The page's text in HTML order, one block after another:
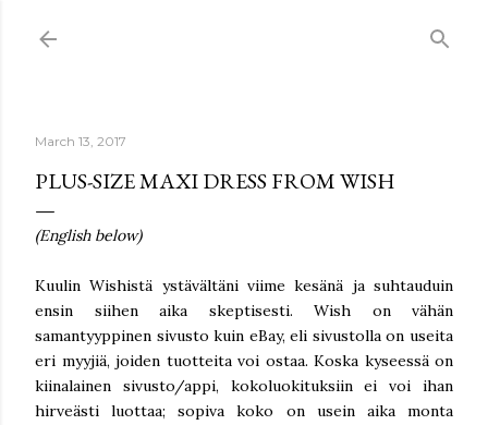
March 13, 2017
PLUS-SIZE MAXI DRESS FROM WISH
(English below)
Kuulin Wishistä ystävältäni viime kesänä ja suhtauduin
ensin siihen aika skeptisesti. Wish on vähän
samantyyppinen sivusto kuin eBay, eli sivustolla on useita
eri myyjiä, joiden tuotteita voi ostaa. Koska kyseessä on
kiinalainen sivusto/appi, kokoluokituksiin ei voi ihan
hirveästi luottaa; sopiva koko on usein aika monta